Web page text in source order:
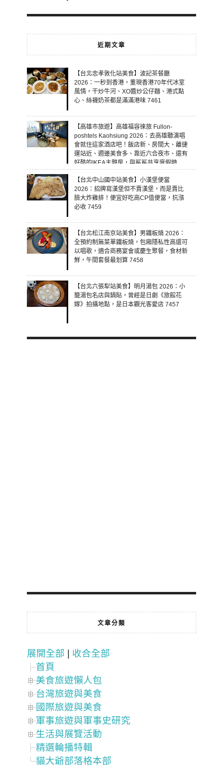
近期文章
【台北忠孝敦化站美食】波記茶餐廳
2026：一秒到香港，重現香港70年代冰室
風情，干炒牛河、XO醬炒公仔麵、港式點
心、絲襪奶茶都是滿滿港味 7461
【高雄市旅遊】高雄福容徠旅 Fullon-
poshtels Kaohsiung 2026：去高雄聽演唱
會就住這家酒店吧！飯店新、房間大、離捷
運站近、週邊美食多、靠近六合夜市、還有
好酷的IKEA主題房，與鯊鯊共享度假時
光！ 7460
【台北中山國中站美食】小漢堡便當
2026：招牌寫漢堡但不賣漢堡，而是賣比
臉大炸雞排！便宜好吃高CP值便當，抗漲
必收 7459
【台北松江南京站美食】男鐵板燒 2026：
全預約制無菜單鐵板燒，包廂隱私性高還可
以唱歌，適合商務宴會或慶生聚餐，食材新
鮮，午間套餐最划算 7458
【台北六張犁站美食】明月湯包 2026：小
籠湯包名店與鍋貼，曾經是日劇《旅館花
嫁》拍攝地點，是日本觀光客愛店 7457
文章分類
展開全部
收合全部
首頁
美食旅遊懶人包
台灣旅遊與美食
國際旅遊與美食
軍事旅遊與軍事史研究
生活與展覽活動
精選輪播特輯
貓大爺部落格本部